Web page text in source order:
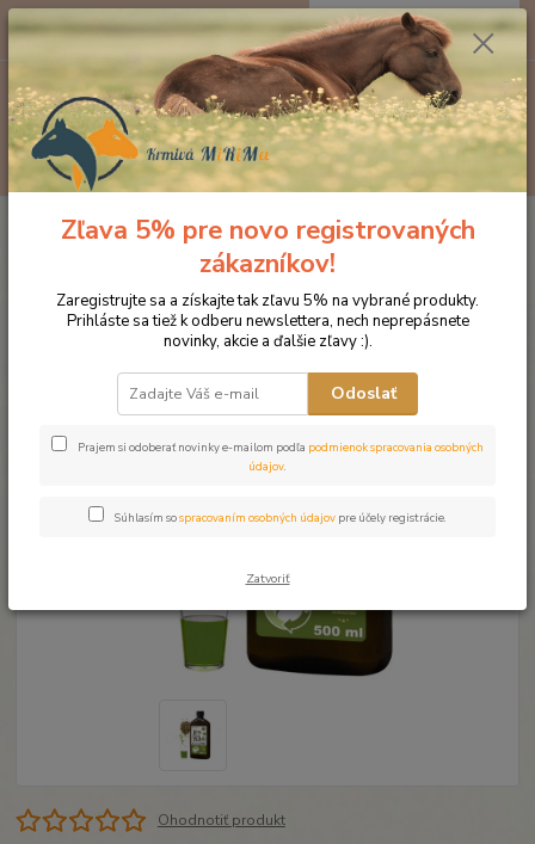
Menu
0ks
za0 €
OZ KONE ĽUĎOM Dromy Konopný olej 500 ml
Dromy Konopný olej 500 ml
Ohodnotiť produkt
Zľava 5% pre novo registrovaných
zákazníkov!
Zaregistrujte sa a získajte tak zľavu 5% na vybrané produkty.
Prihláste sa tiež k odberu newslettera, nech neprepásnete
novinky, akcie a ďalšie zľavy :).
Odoslať
Prajem si odoberať novinky e-mailom podľa podmienok spracovania osobných
údajov.
Súhlasím sospracovaním osobných údajov pre účely registrácie.
Zatvoriť